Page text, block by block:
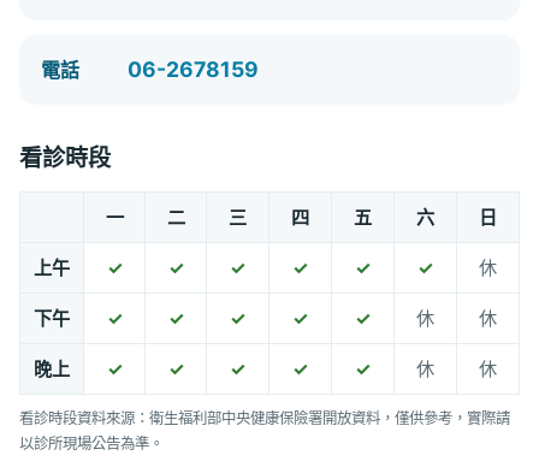
電話 06-2678159
看診時段
一 二 三 四 五 六 日
上午 ✓ ✓ ✓ ✓ ✓ ✓ 休
下午 ✓ ✓ ✓ ✓ ✓ 休 休
晚上 ✓ ✓ ✓ ✓ ✓ 休 休
看診時段資料來源：衛生福利部中央健康保險署開放資料，僅供參考，實際請
以診所現場公告為準。